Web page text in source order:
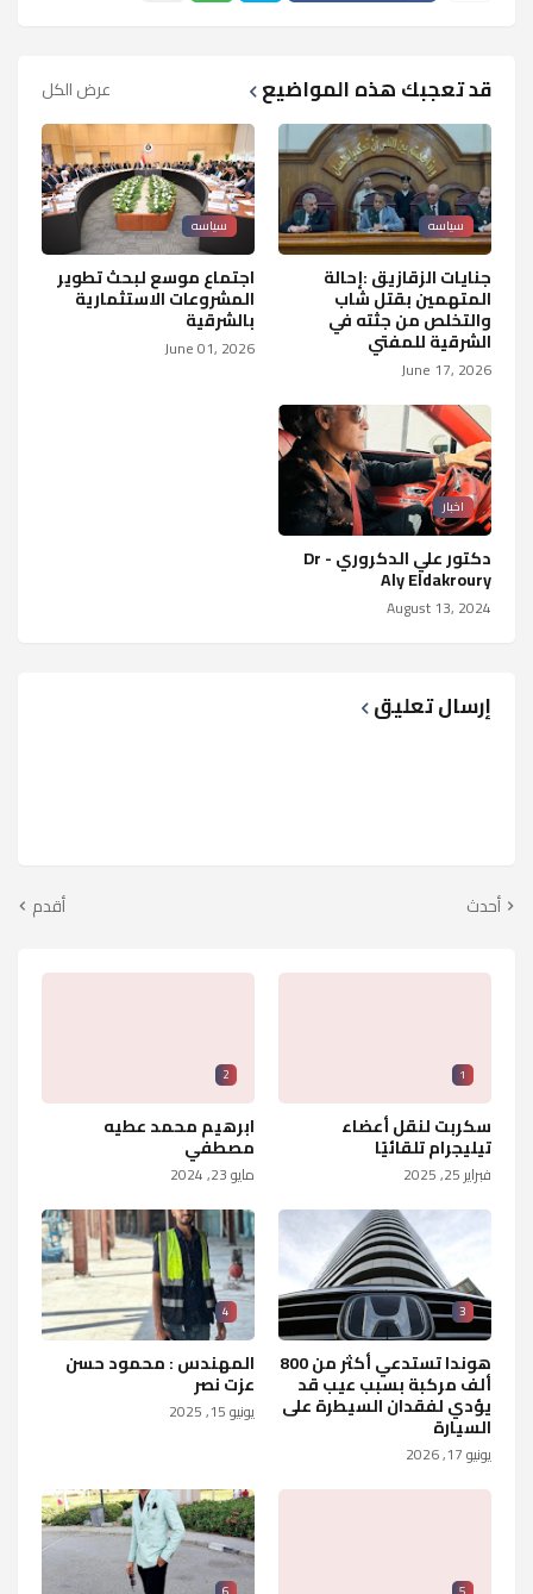
قد تعجبك هذه المواضيع عرض الكل
سياسه
جنايات الزقازيق :إحالة
المتهمين بقتل شاب
والتخلص من جثته في
الشرقية للمفتي
June 17, 2026
سياسه
اجتماع موسع لبحث تطوير
المشروعات الاستثمارية
بالشرقية
June 01, 2026
اخبار
دكتور علي الدكروري - Dr
Aly Eldakroury
August 13, 2024
إرسال تعليق
أحدث أقدم
1
سكربت لنقل أعضاء
تيليجرام تلقائيًا
فبراير 25, 2025
2
ابرهيم محمد عطيه
مصطفي
مايو 23, 2024
3
هوندا تستدعي أكثر من 800
ألف مركبة بسبب عيب قد
يؤدي لفقدان السيطرة على
السيارة
يونيو 17, 2026
4
المهندس : محمود حسن
عزت نصر
يونيو 15, 2025